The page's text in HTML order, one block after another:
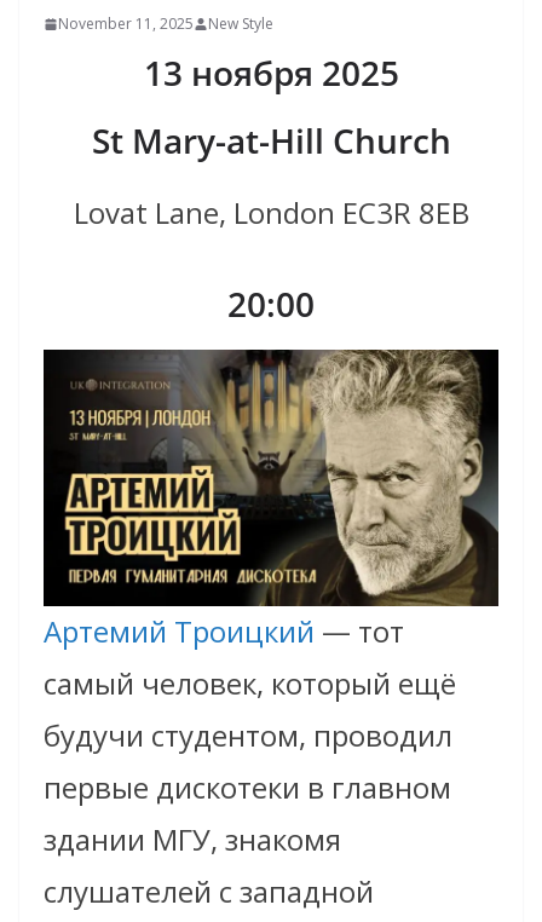
November 11, 2025 New Style
13 ноября 2025
St Mary-at-Hill Church
Lovat Lane, London EC3R 8EB
20:00
Артемий Троицкий — тот
самый человек, который ещё
будучи студентом, проводил
первые дискотеки в главном
здании МГУ, знакомя
слушателей с западной